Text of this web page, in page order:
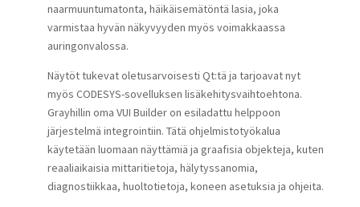
naarmuuntumatonta, häikäisemätöntä lasia, joka
varmistaa hyvän näkyvyyden myös voimakkaassa
auringonvalossa.
Näytöt tukevat oletusarvoisesti Qt:tä ja tarjoavat nyt
myös CODESYS-sovelluksen lisäkehitysvaihtoehtona.
Grayhillin oma VUI Builder on esiladattu helppoon
järjestelmä integrointiin. Tätä ohjelmistotyökalua
käytetään luomaan näyttämiä ja graafisia objekteja, kuten
reaaliaikaisia mittaritietoja, hälytyssanomia,
diagnostiikkaa, huoltotietoja, koneen asetuksia ja ohjeita.